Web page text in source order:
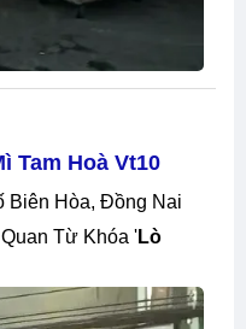
Tam Hoà Vt10
Biên Hòa, Đồng Nai
Từ Khóa 'Lò